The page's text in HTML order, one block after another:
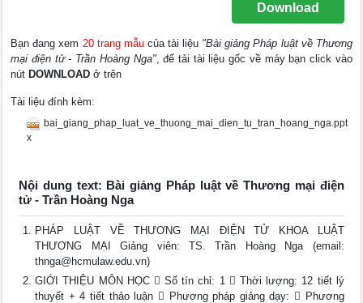
Download
Bạn đang xem 20 trang mẫucủa tài liệu "Bài giảng Pháp luật về Thương
mại điện tử - Trần Hoàng Nga", để tải tài liệu gốc về máy bạn click vào
nút DOWNLOAD ở trên
Tài liệu đính kèm:
bai_giang_phap_luat_ve_thuong_mai_dien_tu_tran_hoang_nga.ppt
x
Nội dung text: Bài giảng Pháp luật về Thương mại điện
tử - Trần Hoàng Nga
PHÁP LUẬT VỀ THƯƠNG MẠI ĐIỆN TỬ KHOA LUẬT
THƯƠNG MẠI Giảng viên: TS. Trần Hoàng Nga (email:
thnga@hcmulaw.edu.vn)
GIỚI THIỆU MÔN HỌC  Số tín chỉ: 1  Thời lượng: 12 tiết lý
thuyết + 4 tiết thảo luận  Phương pháp giảng dạy:  Phương